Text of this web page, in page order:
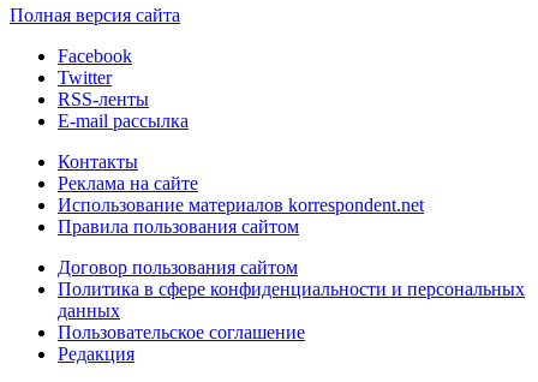
Полная версия сайта
Facebook
Twitter
RSS-ленты
E-mail рассылка
Контакты
Реклама на сайте
Использование материалов korrespondent.net
Правила пользования сайтом
Договор пользования сайтом
Политика в сфере конфиденциальности и персональных
данных
Пользовательское соглашение
Редакция